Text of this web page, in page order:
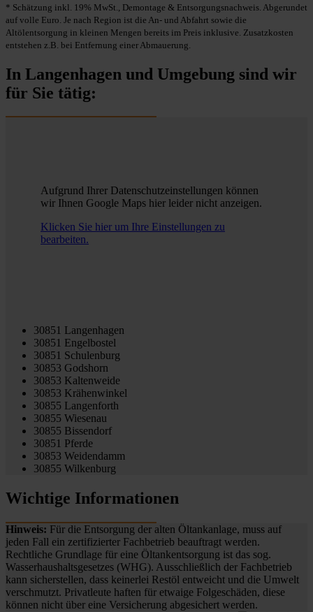
* Schätzung inkl. 19% MwSt., Demontage & Entsorgungsnachweis. Abgerundet
auf volle Euro. Je nach Region ist die An- und Abfahrt sowie die
Altölentsorgung in kleinen Mengen bereits im Preis inklusive. Zusatzkosten
entstehen z.B. bei Entfernung einer Abmauerung.
In Langenhagen und Umgebung sind wir
für Sie tätig:
Aufgrund Ihrer Datenschutzeinstellungen können
wir Ihnen Google Maps hier leider nicht anzeigen.
Klicken Sie hier um Ihre Einstellungen zu
bearbeiten.
30851 Langenhagen
30851 Engelbostel
30851 Schulenburg
30853 Godshorn
30853 Kaltenweide
30853 Krähenwinkel
30855 Langenforth
30855 Wiesenau
30855 Bissendorf
30851 Pferde
30853 Weidendamm
30855 Wilkenburg
Wichtige Informationen
Hinweis: Für die Entsorgung der alten Öltankanlage, muss auf
jeden Fall ein zertifizierter Fachbetrieb beauftragt werden.
Rechtliche Grundlage für eine Öltankentsorgung ist das sog.
Wasserhaushaltsgesetzes (WHG). Ausschließlich der Fachbetrieb
kann sicherstellen, dass keinerlei Restöl entweicht und die Umwelt
verschmutzt. Privatleute haften für etwaige Folgeschäden, diese
können nicht über eine Versicherung abgesichert werden.